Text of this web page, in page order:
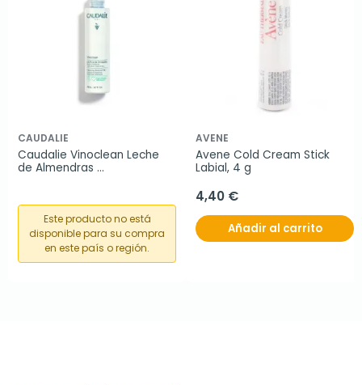
CAUDALIE
Caudalie Vinoclean Leche
de Almendras
Este producto no está
disponible para su compra
en este país o región.
AVENE
Avene Cold Cream Stick
Labial, 4 g
4,40 €
Añadir al carrito